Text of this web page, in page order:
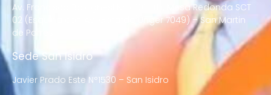
Av. Francisco Bolognesi Nro. 101 Urb. Mesa Redonda SCT
02 (Esquina con Av. Gerardo Unger 7049) – San Martin
de Porres
Sede San Isidro
Javier Prado Este N°1530 – San Isidro